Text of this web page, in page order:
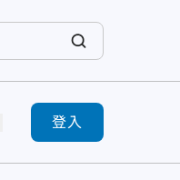
登入